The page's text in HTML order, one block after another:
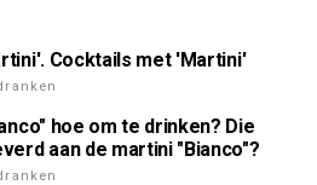
Cocktails met 'Martini'
hoe om te drinken? Die
aan de martini "Bianco"?